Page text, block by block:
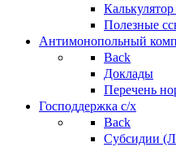
Полезные
Антимонопольный
Back
Доклады
Перечень
Господдержка с/х
Back
Субсидии